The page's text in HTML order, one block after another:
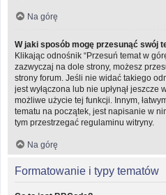
Na górę
W jaki sposób mogę przesunąć swój
Klikając odnośnik “Przesuń temat w
zazwyczaj na dole strony, możesz
strony forum. Jeśli nie widać takiego
jest wyłączona lub nie upłynął jeszcze
możliwe użycie tej funkcji. Innym,
tematu na początek, jest napisanie w
tym przestrzegać regulaminu witryny.
Na górę
Formatowanie i typy tematów